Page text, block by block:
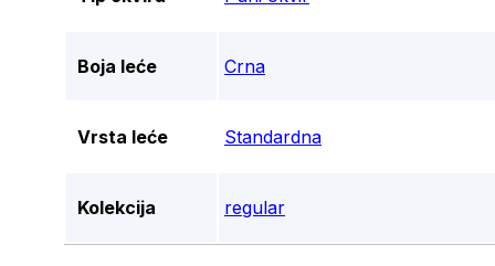
Boja leće Crna
Vrsta leće Standardna
Kolekcija regular